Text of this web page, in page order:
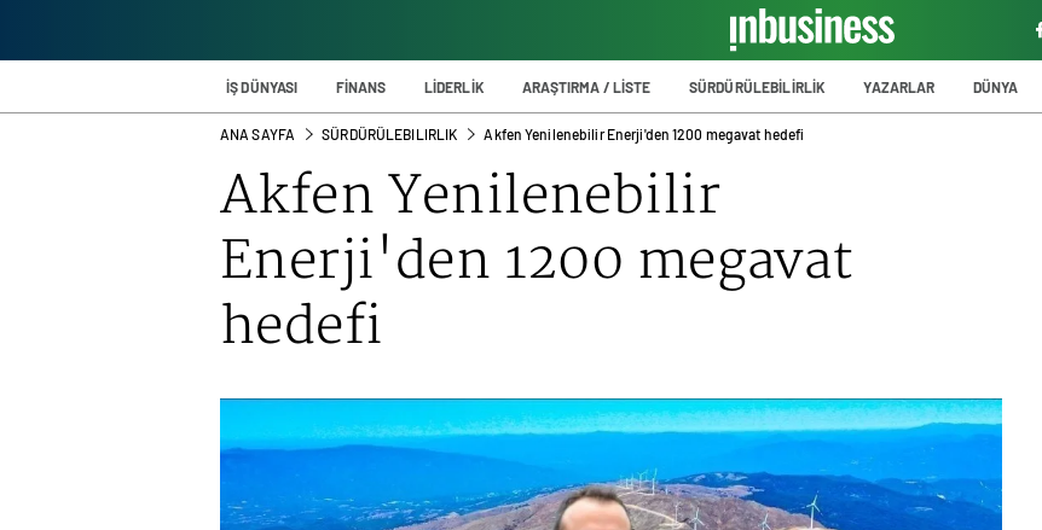
İŞ DÜNYASI FİNANS LİDERLİK ARAŞTIRMA / LİSTE SÜRDÜRÜLEBİLİRLİK YAZARLAR DÜNYA
ANA SAYFA SÜRDÜRÜLEBILIRLIK Akfen Yenilenebilir Enerji'den 1200 megavat hedefi
Akfen Yenilenebilir
Enerji'den 1200 megavat
hedefi